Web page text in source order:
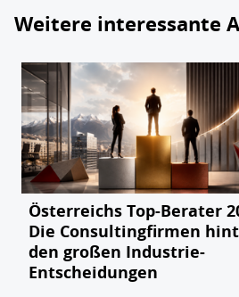
Weitere interessante
Österreichs Top-Berater
Die Consultingfirmen
den großen Industrie-
Entscheidungen